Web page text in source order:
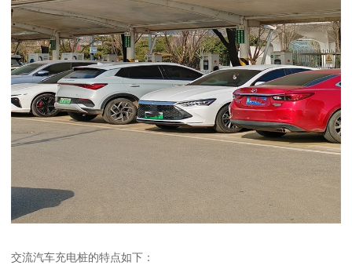
交流汽车充电桩的特点如下：